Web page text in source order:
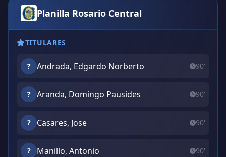
Planilla Rosario Central
TITULARES
? Andrada, Edgardo Norberto 90'
? Aranda, Domingo Pausides 90'
? Casares, Jose 90'
? Manillo, Antonio 90'